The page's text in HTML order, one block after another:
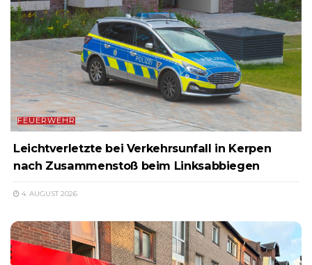
FEUERWEHR
Leichtverletzte bei Verkehrsunfall in Kerpen
nach Zusammenstoß beim Linksabbiegen
4. AUGUST 2026